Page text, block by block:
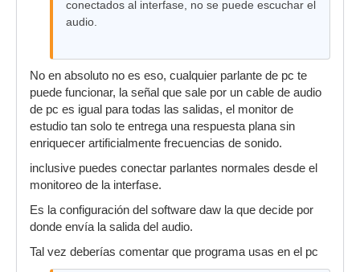
conectados al interfase, no se puede escuchar el
audio.
No en absoluto no es eso, cualquier parlante de pc te
puede funcionar, la señal que sale por un cable de audio
de pc es igual para todas las salidas, el monitor de
estudio tan solo te entrega una respuesta plana sin
enriquecer artificialmente frecuencias de sonido.
inclusive puedes conectar parlantes normales desde el
monitoreo de la interfase.
Es la configuración del software daw la que decide por
donde envía la salida del audio.
Tal vez deberías comentar que programa usas en el pc